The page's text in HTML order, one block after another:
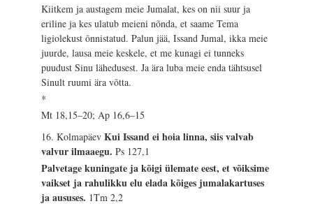
Kiitkem ja austagem meie Jumalat, kes on nii suur ja
eriline ja kes ulatub meieni nõnda, et saame Tema
ligiolekust õnnistatud. Palun jää, Issand Jumal, ikka meie
juurde, lausa meie keskele, et me kunagi ei tunneks
puudust Sinu lähedusest. Ja ära luba meie enda tähtsusel
Sinult ruumi ära võtta.
*
Mt 18,15–20; Ap 16,6–15
16. KolmapäevKui Issand ei hoia linna, siis valvab
valvur ilmaaegu.Ps 127,1
Palvetage kuningate ja kõigi ülemate eest, et võiksime
vaikset ja rahulikku elu elada kõiges jumalakartuses
ja aususes. 1Tm 2,2